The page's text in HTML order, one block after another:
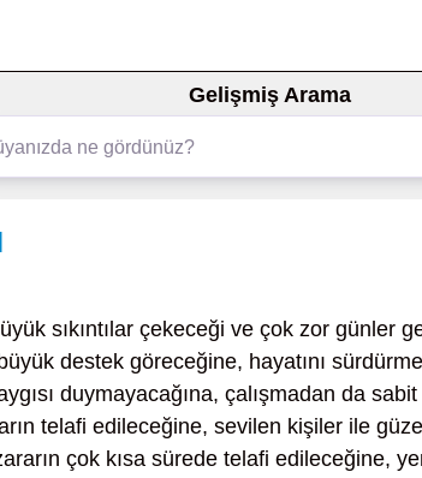
Gelişmiş Arama
sıkıntılar çekeceği ve çok zor günler
destek göreceğine, hayatını
duymayacağına, çalışmadan da
telafi edileceğine, sevilen kişiler ile
çok kısa sürede telafi edileceğine,